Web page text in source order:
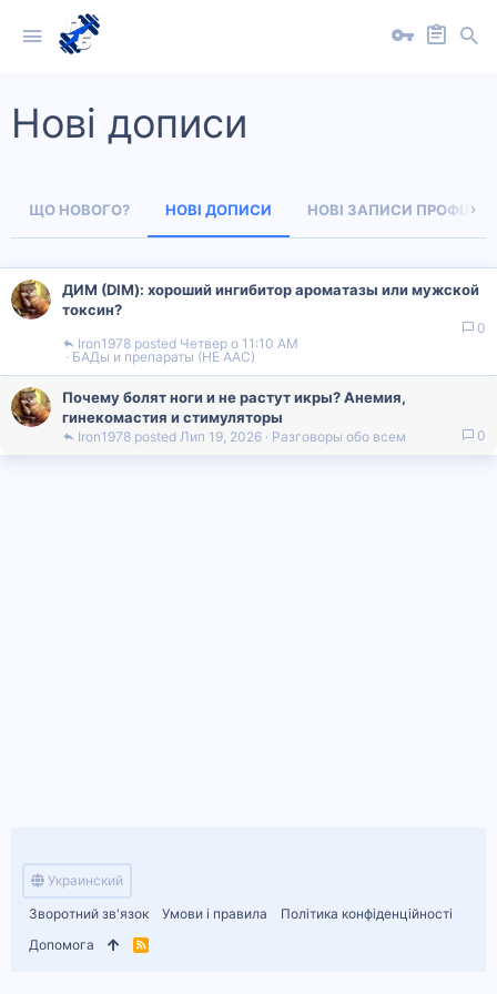
Нові дописи
ЩО НОВОГО? НОВІ ДОПИСИ НОВІ ЗАПИСИ ПРОФІЛІВ
ДИМ (DIM): хороший ингибитор ароматазы или мужской
токсин?
0
БАДы и препараты (НЕ ААС)
Четвер о 11:10 AM
Iron1978
Почему болят ноги и не растут икры? Анемия,
гинекомастия и стимуляторы
0
Разговоры обо всем
Лип 19, 2026
Iron1978
Украинский
Зворотний зв'язок
Умови і правила
Політика конфіденційності
Допомога
R